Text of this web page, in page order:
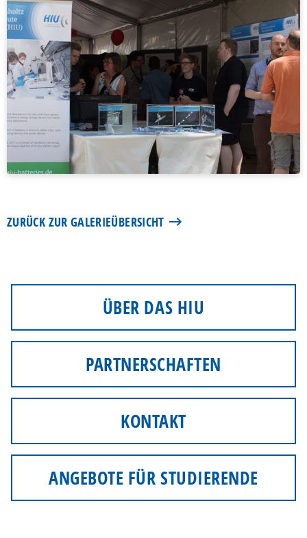
ZURÜCK ZUR GALERIEÜBERSICHT
ÜBER DAS HIU
PARTNERSCHAFTEN
KONTAKT
ANGEBOTE FÜR STUDIERENDE